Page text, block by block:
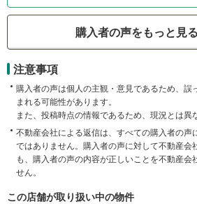
購入者の声をもっと見
注意事項
購入者の声は個人の主観・意見であるため、誤
まれる可能性があります。
また、投稿時点の情報であるため、現況とは異
不動産会社による返信は、すべての購入者の声
ではありません。購入者の声に対して不動産会
も、購入者の声の内容が正しいことを不動産会
せん。
この店舗が取り扱い中の物件